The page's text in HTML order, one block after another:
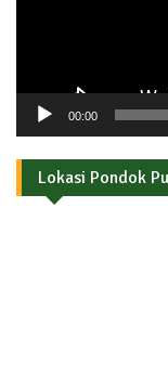
00:00
Lokasi Pondok